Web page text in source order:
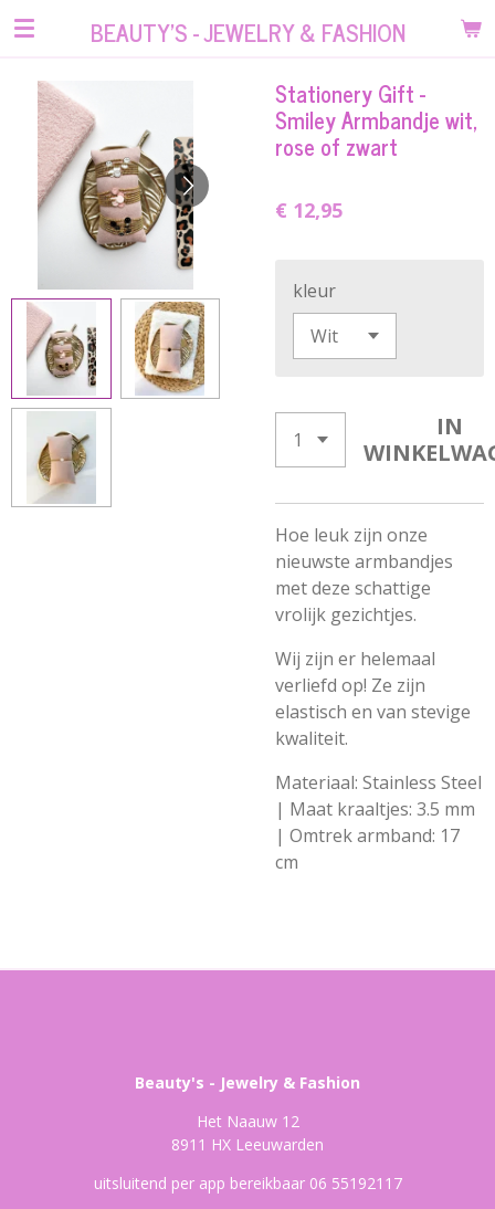
Ga
hoofdinhoud
BEAUTY'S - JEWELRY & FASHION
Stationery Gift -
Smiley Armbandje wit,
rose of zwart
€ 12,95
kleur
IN
Hoe leuk zijn onze
nieuwste armbandjes
met deze schattige
vrolijk gezichtjes.
Wij zijn er helemaal
verliefd op! Ze zijn
elastisch en van stevige
kwaliteit.
Materiaal: Stainless Steel
| Maat kraaltjes: 3.5 mm
| Omtrek armband: 17
cm
Beauty's - Jewelry & Fashion
Het Naauw 12
8911 HX Leeuwarden
uitsluitend per app bereikbaar 06 55192117